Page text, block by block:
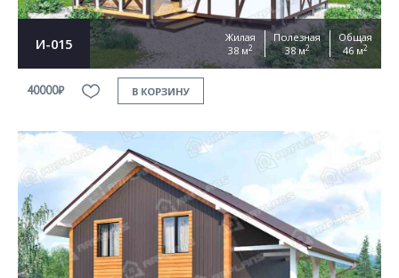
И-015
Жилая
38 м2
Полезная
38 м2
Общая
46 м2
40000₽ В КОРЗИНУ